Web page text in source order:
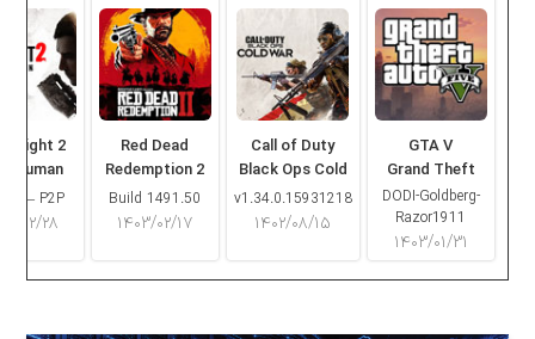
GTA V
Grand Theft
Auto V
DODI-Goldberg-
Razor1911
۱۴۰۳/۰۱/۳۱
Call of Duty
Black Ops Cold
War
v1.34.0.15931218
۱۴۰۲/۰۸/۱۵
Red Dead
Redemption 2
Build 1491.50
۱۴۰۳/۰۲/۱۷
Light 2
Human
– P2P
۱۴۰۳/